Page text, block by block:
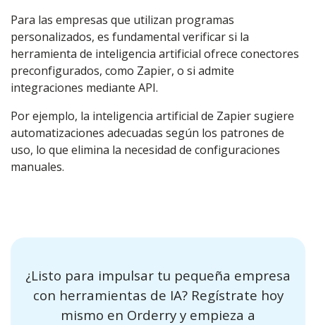
Para las empresas que utilizan programas
personalizados, es fundamental verificar si la
herramienta de inteligencia artificial ofrece conectores
preconfigurados, como Zapier, o si admite
integraciones mediante API.
Por ejemplo, la inteligencia artificial de Zapier sugiere
automatizaciones adecuadas según los patrones de
uso, lo que elimina la necesidad de configuraciones
manuales.
¿Listo para impulsar tu pequeña empresa
con herramientas de IA? Regístrate hoy
mismo en Orderry y empieza a